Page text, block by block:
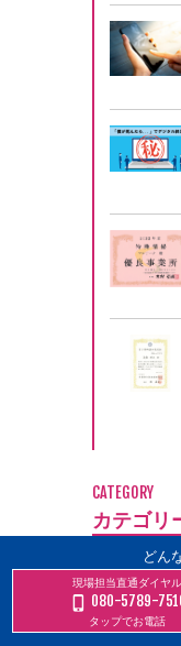
CATEGORY
カテゴリ
SNS
デジタ
どん
現場担当直通ダイヤル
080-5789-
タップでお電話